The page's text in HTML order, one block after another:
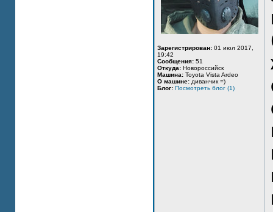
Зарегистрирован: 01 июл 2017,
19:42
Сообщения: 51
Откуда: Новороссийск
Машина: Toyota Vista Ardeo
О машине: диванчик =)
Блог: Посмотреть блог (1)